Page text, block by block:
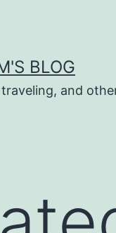
BLOG
traveling, and